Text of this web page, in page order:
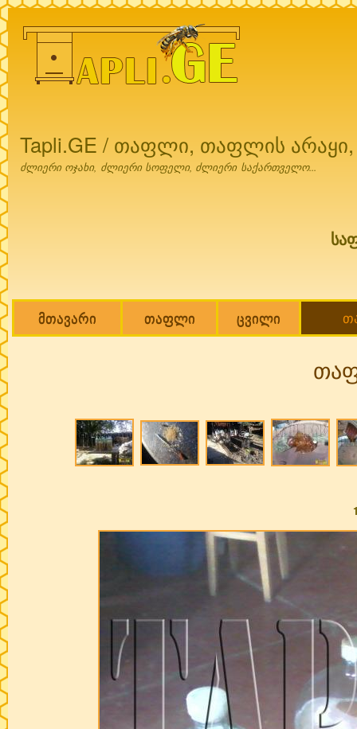
Tapli.GE / თაფლი, თაფლის
ძლიერი ოჯახი, ძლიერი სოფელი, ძლიერი საქართველო...
Main menu
მთავარი თაფლი ცვილი
Pages